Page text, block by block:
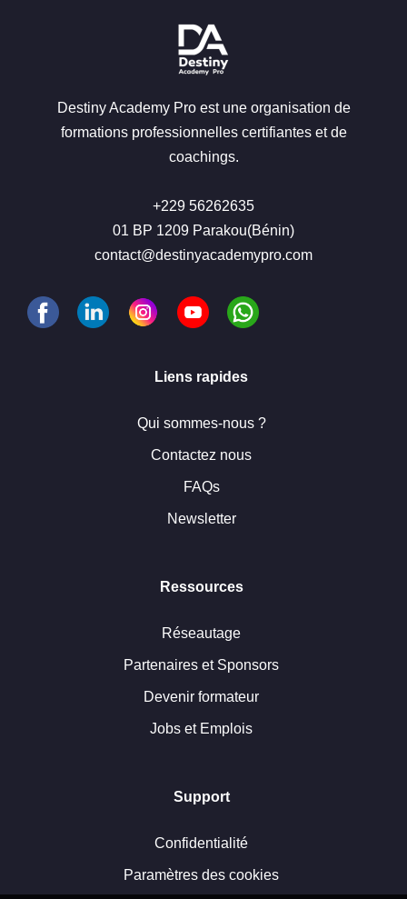
Destiny Academy Pro est une organisation de
formations professionnelles certifiantes et de
coachings.
+229 56262635
01 BP 1209 Parakou(Bénin)
contact@destinyacademypro.com
Liens rapides
Qui sommes-nous ?
Contactez nous
FAQs
Newsletter
Ressources
Réseautage
Partenaires et Sponsors
Devenir formateur
Jobs et Emplois
Support
Confidentialité
Paramètres des cookies